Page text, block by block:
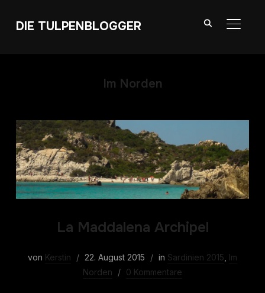
DIE TULPENBLOGGER
Im Norden
La Maddalena Archipel
von Kerstin 22. August 2015 in Sardinien 2015 Im
Norden
0 Kommentare